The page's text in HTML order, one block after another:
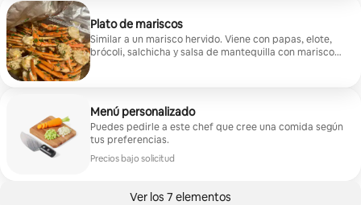
Plato de mariscos
Similar a un marisco hervido. Viene con papas, elote,
brócoli, salchicha y salsa de mantequilla con mariscos.
Menú personalizado
Puedes pedirle a este chef que cree una comida según
tus preferencias.
Precios bajo solicitud
Ver los 7 elementos